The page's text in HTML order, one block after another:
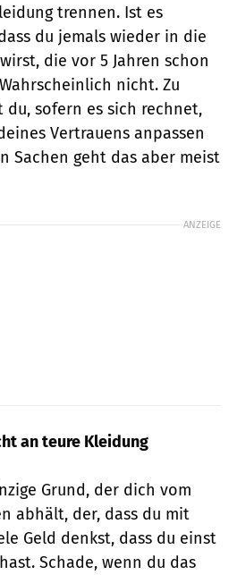
trennen. Ist es
du jemals wieder in die
die vor 5 Jahren schon
nicht. Zu
du, sofern es sich rechnet,
Vertrauens anpassen
Sachen geht das aber meist
ANZEIGE
an teure Kleidung
Grund, der dich vom
abhält, der, dass du mit
Geld denkst, dass du einst
Schade, wenn du das